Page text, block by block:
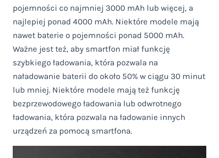
pojemności co najmniej 3000 mAh lub więcej, a
najlepiej ponad 4000 mAh. Niektóre modele mają
nawet baterie o pojemności ponad 5000 mAh.
Ważne jest też, aby smartfon miał funkcję
szybkiego ładowania, która pozwala na
naładowanie baterii do około 50% w ciągu 30 minut
lub mniej. Niektóre modele mają też funkcję
bezprzewodowego ładowania lub odwrotnego
ładowania, która pozwala na ładowanie innych
urządzeń za pomocą smartfona.